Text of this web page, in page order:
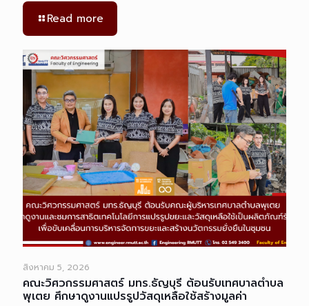
Read more
สิงหาคม 5, 2026
คณะวิศวกรรมศาสตร์ มทร.ธัญบุรี ต้อนรับเทศบาลตำบล
พุเตย ศึกษาดูงานแปรรูปวัสดุเหลือใช้สร้างมูลค่า